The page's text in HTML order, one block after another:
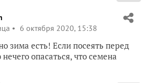
6 октября 2020, 15:38
зима есть! Если посеять перед
опасаться, что семена